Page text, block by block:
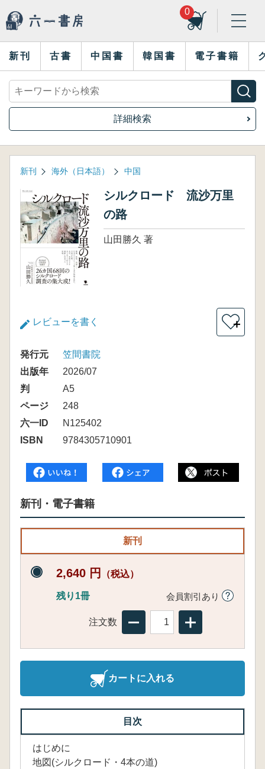
0
新刊 古書 中国書 韓国書 電子書籍
詳細検索
新刊 海外（日本語） 中国
シルクロード 流沙万里
の路
山田勝久 著
レビューを書く ＋
発行元
笠間書院
出版年
2026/07
判
A5
ページ
248
六一ID
N125402
ISBN
9784305710901
新刊・電子書籍
新刊
2,640 円 （税込）
残り1冊 会員割引あり
注文数
カートに入れる
目次
はじめに
地図(シルクロード・4本の道)